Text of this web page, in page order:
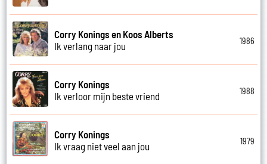
Corry Konings en Koos Alberts
Ik verlang naar jou
1986
Corry Konings
Ik verloor mijn beste vriend
1988
Corry Konings
Ik vraag niet veel aan jou
1979